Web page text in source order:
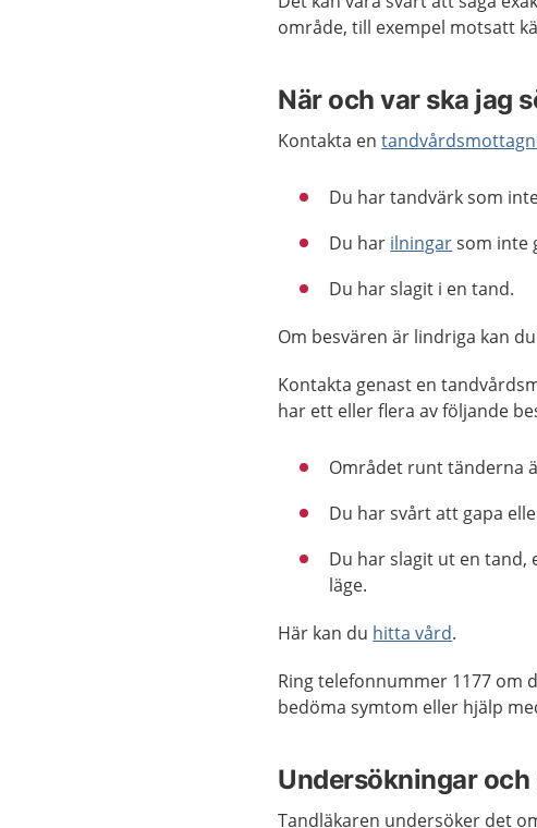
område, till exempel motsatt
När och var ska jag
Kontakta en
Du har tandvärk som
Du har ilningarsom inte
Du har slagit i en tand.
Om besvären är lindriga kan
Kontakta genast en
har ett eller flera av följande
Området runt tänderna
Du har svårt att gapa
Du har slagit ut en
läge.
Här kan du hitta vård.
Ring telefonnummer 1177 om
bedöma symtom eller hjälp
Undersökningar
Tandläkaren undersöker det